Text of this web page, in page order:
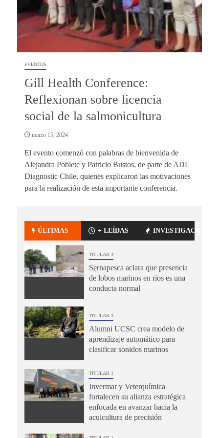
EVENTOS
Gill Health Conference:
Reflexionan sobre licencia
social de la salmonicultura
marzo 15, 2024
El evento comenzó con palabras de bienvenida de
Alejandra Poblete y Patricio Bustos, de parte de ADL
Diagnostic Chile, quienes explicaron las motivaciones
para la realización de esta importante conferencia.
ÚLTIMAS + LEÍDAS INVESTIGACIÓN
TITULAR 3
Sernapesca aclara que presencia
de lobos marinos en ríos es una
conducta normal
TITULAR 3
Alumni UCSC crea modelo de
aprendizaje automático para
clasificar sonidos marinos
TITULAR 1
Invermar y Veterquímica
fortalecen su alianza estratégica
enfocada en avanzar hacia la
acuicultura de precisión